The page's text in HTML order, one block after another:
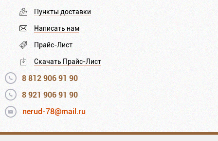
Пункты доставки
Написать нам
Прайс-Лист
Скачать Прайс-Лист
8 812 906 91 90
8 921 906 91 90
nerud-78@mail.ru